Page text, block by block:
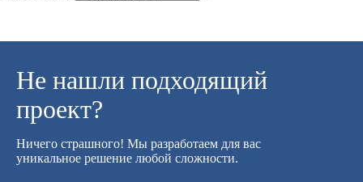
Не нашли подходящий
проект?
Ничего страшного! Мы разработаем для вас
уникальное решение любой сложности.